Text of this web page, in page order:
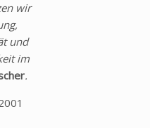
wir
und
im
.